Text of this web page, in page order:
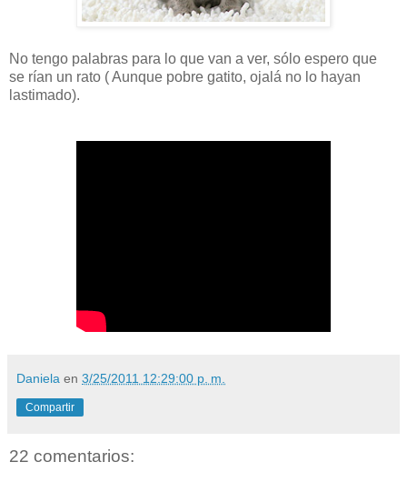
No tengo palabras para lo que van a ver, sólo espero que
se rían un rato ( Aunque pobre gatito, ojalá no lo hayan
lastimado).
Daniela en 3/25/2011 12:29:00 p. m.
Compartir
22 comentarios: